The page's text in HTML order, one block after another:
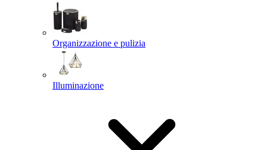
Organizzazione e pulizia
Illuminazione